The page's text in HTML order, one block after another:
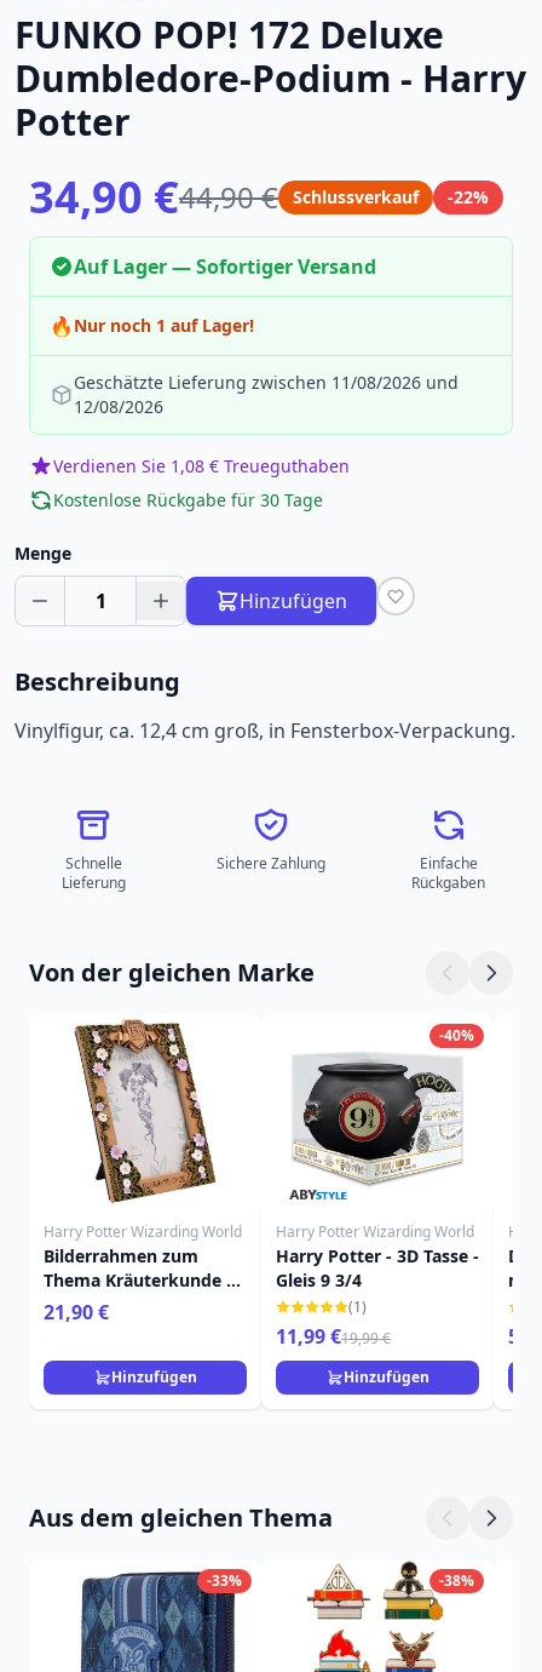
FUNKO POP! 172 Deluxe
Dumbledore-Podium - Harry
Potter
34,90 €44,90 € Schlussverkauf -22%
Auf Lager — Sofortiger Versand
🔥 Nur noch 1 auf Lager!
Geschätzte Lieferung zwischen 11/08/2026 und
12/08/2026
Verdienen Sie 1,08 € Treueguthaben
Kostenlose Rückgabe für 30 Tage
Menge
1 Hinzufügen
Beschreibung
Vinylfigur, ca. 12,4 cm groß, in Fensterbox-Verpackung.
Schnelle
Lieferung
Sichere Zahlung
Einfache
Rückgaben
Von der gleichen Marke
Harry Potter Wizarding World
Bilderrahmen zum
Thema Kräuterkunde –
Harry Potter
21,90 €
Hinzufügen
-40%
Harry Potter Wizarding World
Harry Potter - 3D Tasse -
Gleis 9 3/4
(1)
11,99 €19,99 €
Hinzufügen
mit
Aus dem gleichen Thema
-33% -38%